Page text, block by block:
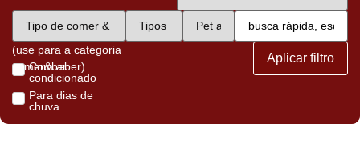
(use para a categoria
comer&beber)
Com ar
condicionado
Para dias de
chuva
Aplicar filtro